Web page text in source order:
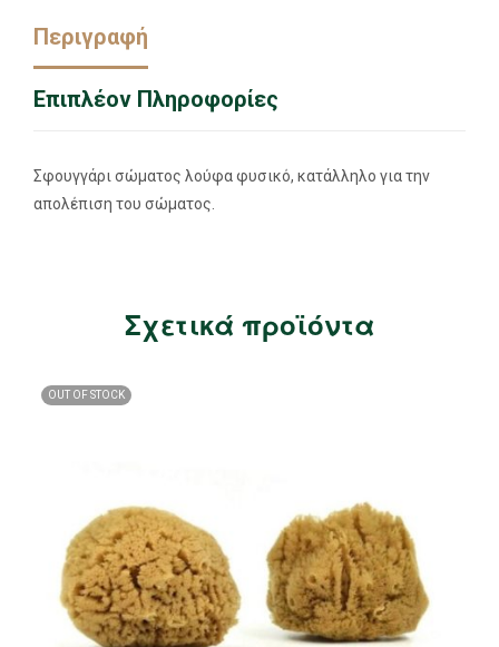
Περιγραφή
Επιπλέον Πληροφορίες
Σφουγγάρι σώματος λούφα φυσικό, κατάλληλο για την
απολέπιση του σώματος.
Σχετικά προϊόντα
OUT OF STOCK